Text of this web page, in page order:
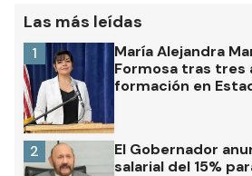
Las más leídas
María Alejandra
Formosa tras tres
formación en
1
El Gobernador
salarial del 15%
2